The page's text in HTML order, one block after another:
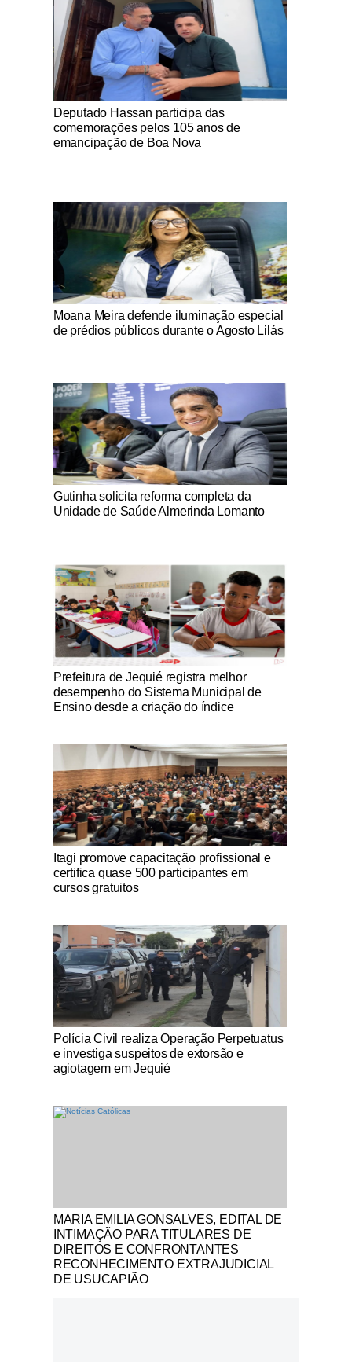
Notícias Católicas
Deputado Hassan participa das
comemorações pelos 105 anos de
emancipação de Boa Nova
Notícias Católicas
Moana Meira defende iluminação especial
de prédios públicos durante o Agosto Lilás
Notícias Católicas
Gutinha solicita reforma completa da
Unidade de Saúde Almerinda Lomanto
Notícias Católicas
Prefeitura de Jequié registra melhor
desempenho do Sistema Municipal de
Ensino desde a criação do índice
Notícias Católicas
Itagi promove capacitação profissional e
certifica quase 500 participantes em
cursos gratuitos
Notícias Católicas
Polícia Civil realiza Operação Perpetuatus
e investiga suspeitos de extorsão e
agiotagem em Jequié
Notícias Católicas
MARIA EMILIA GONSALVES, EDITAL DE
INTIMAÇÃO PARA TITULARES DE
DIREITOS E CONFRONTANTES
RECONHECIMENTO EXTRAJUDICIAL
DE USUCAPIÃO